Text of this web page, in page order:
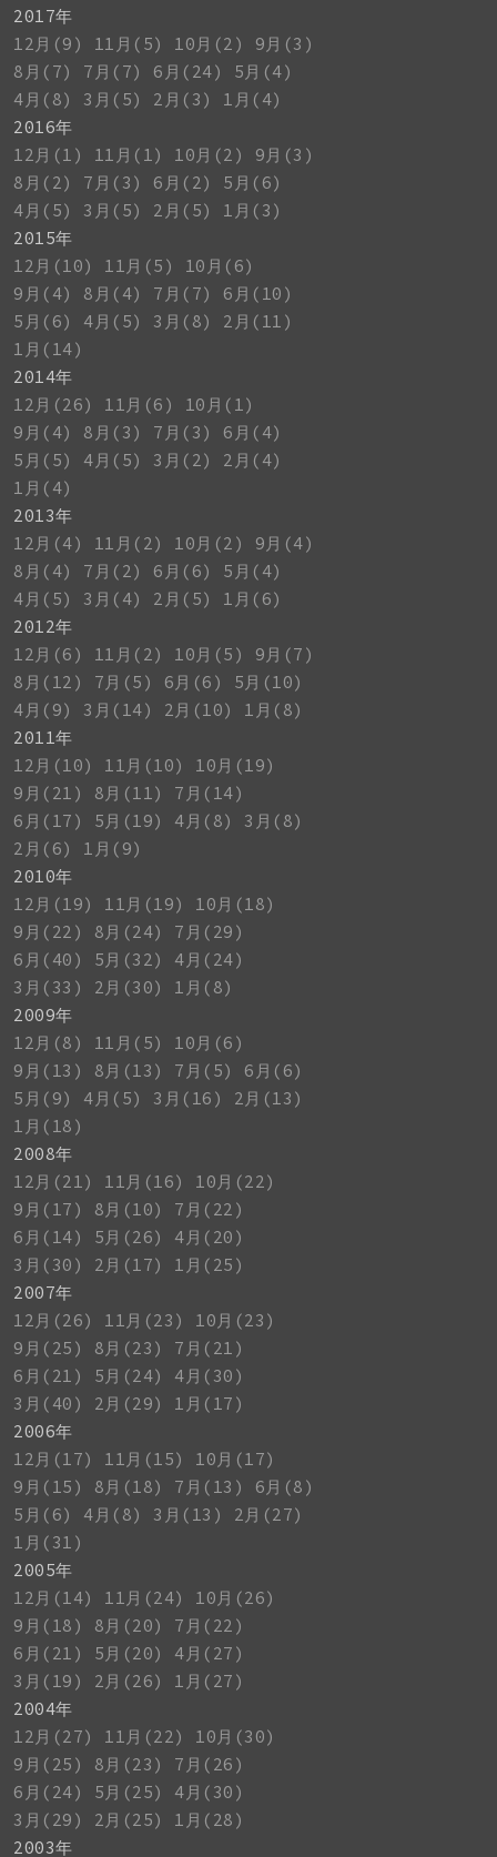
2017年
12月(9)
11月(5) 10月(2)
9月(3)
8月(7)
7月(7) 6月(24)
5月(4)
4月(8)
3月(5) 2月(3)
1月(4)
2016年
12月(1)
11月(1) 10月(2)
9月(3)
8月(2)
7月(3) 6月(2)
5月(6)
4月(5)
3月(5) 2月(5)
1月(3)
2015年
12月(10)
11月(5)
10月(6)
9月(4)
8月(4) 7月(7)
6月(10)
5月(6)
4月(5) 3月(8)
2月(11)
1月(14)
2014年
12月(26)
11月(6)
10月(1)
9月(4)
8月(3) 7月(3)
6月(4)
5月(5)
4月(5) 3月(2)
2月(4)
1月(4)
2013年
12月(4)
11月(2) 10月(2)
9月(4)
8月(4)
7月(2) 6月(6)
5月(4)
4月(5)
3月(4) 2月(5)
1月(6)
2012年
12月(6)
11月(2) 10月(5)
9月(7)
8月(12)
7月(5) 6月(6)
5月(10)
4月(9)
3月(14) 2月(10)
1月(8)
2011年
12月(10)
11月(10)
10月(19)
9月(21)
8月(11)
7月(14)
6月(17)
5月(19) 4月(8)
3月(8)
2月(6)
1月(9)
2010年
12月(19)
11月(19)
10月(18)
9月(22)
8月(24)
7月(29)
6月(40)
5月(32)
4月(24)
3月(33)
2月(30)
1月(8)
2009年
12月(8)
11月(5)
10月(6)
9月(13)
8月(13) 7月(5)
6月(6)
5月(9)
4月(5) 3月(16)
2月(13)
1月(18)
2008年
12月(21)
11月(16)
10月(22)
9月(17)
8月(10)
7月(22)
6月(14)
5月(26)
4月(20)
3月(30)
2月(17)
1月(25)
2007年
12月(26)
11月(23)
10月(23)
9月(25)
8月(23)
7月(21)
6月(21)
5月(24)
4月(30)
3月(40)
2月(29)
1月(17)
2006年
12月(17)
11月(15)
10月(17)
9月(15)
8月(18) 7月(13)
6月(8)
5月(6)
4月(8) 3月(13)
2月(27)
1月(31)
2005年
12月(14)
11月(24)
10月(26)
9月(18)
8月(20)
7月(22)
6月(21)
5月(20)
4月(27)
3月(19)
2月(26)
1月(27)
2004年
12月(27)
11月(22)
10月(30)
9月(25)
8月(23)
7月(26)
6月(24)
5月(25)
4月(30)
3月(29)
2月(25)
1月(28)
2003年